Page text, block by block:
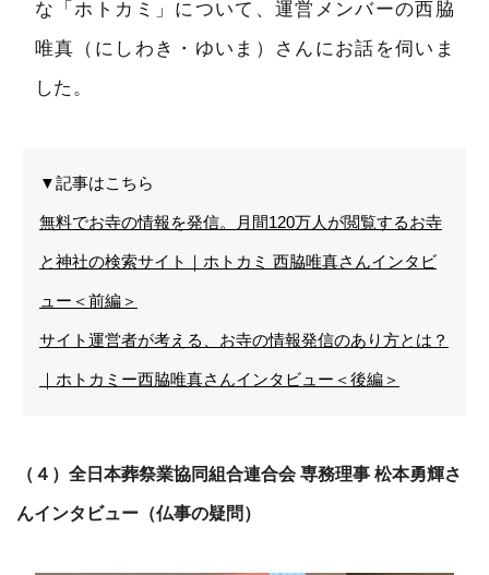
な「ホトカミ」について、運営メンバーの西脇
唯真（にしわき・ゆいま）さんにお話を伺いま
した。
▼記事はこちら
無料でお寺の情報を発信。月間120万人が閲覧するお寺
と神社の検索サイト｜ホトカミ 西脇唯真さんインタビ
ュー＜前編＞
サイト運営者が考える、お寺の情報発信のあり方とは？
｜ホトカミー西脇唯真さんインタビュー＜後編＞
（４）全日本葬祭業協同組合連合会 専務理事 松本勇輝さ
んインタビュー（仏事の疑問）